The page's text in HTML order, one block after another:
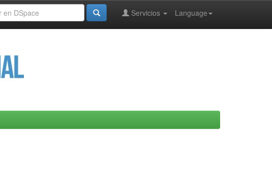
Language
Servicios